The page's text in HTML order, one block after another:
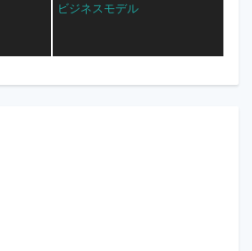
ビジネスモデル